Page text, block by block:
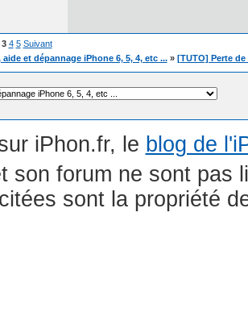
3 4 5 Suivant
aide et dépannage iPhone 6, 5, 4, etc ... » [TUTO] Perte
iPhon.fr, le blog de
son forum ne sont pas
sont la propriété